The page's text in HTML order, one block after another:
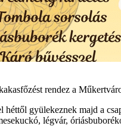
rendez a
héttől gyülekeznek majd a
légvár,